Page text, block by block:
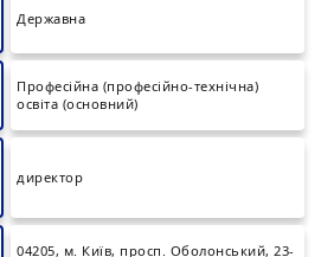
Державна
Професійна (професійно-технічна)
освіта (основний)
директор
04205, м. Київ, просп. Оболонський, 23-